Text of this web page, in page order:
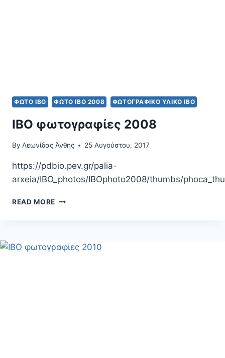
ΦΩΤΟ IBO ΦΩΤΟ IBO 2008 ΦΩΤΟΓΡΑΦΙΚΌ ΥΛΙΚΌ ΙΒΟ
IBO φωτογραφίες 2008
By Λεωνίδας Άνθης 25 Αυγούστου, 2017
https://pdbio.pev.gr/palia-
arxeia/IBO_photos/IBOphoto2008/thumbs/
READ MORE IBO